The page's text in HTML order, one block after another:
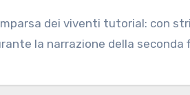
dei viventi tutorial: con
la narrazione della seconda